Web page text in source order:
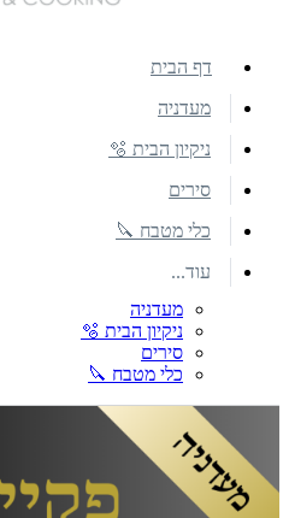
דף הבית
מעדניה
ניקיון הבית 🫧
סירים
כלי מטבח 🔪
עוד...
מעדניה
ניקיון הבית 🫧
סירים
כלי מטבח 🔪